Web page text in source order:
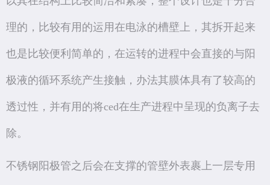
理的，比较有用的运用在电泳的槽壁上，其拆开起来
也是比较便利简单的，在运转的进程中会直接的与阳
极液的循环系统产生接触，办法其膜体具有了较高的
透过性，并有用的将ced在生产进程中呈现的负离子去
除。
不锈钢阳极管之后会在支撑的管壁外表裹上一层专用